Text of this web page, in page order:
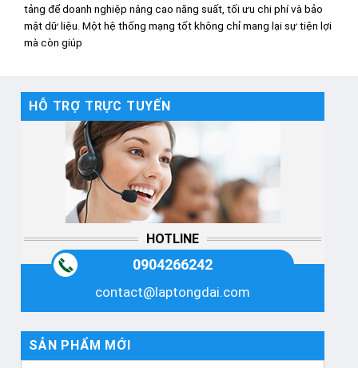
HỖ TRỢ TRỰC TUYẾN
HOTLINE
0904266242
contact@laptongdai.com
SẢN PHẨM MỚI
tảng để doanh nghiệp nâng cao năng suất, tối ưu chi phí và bảo
mật dữ liệu. Một hệ thống mạng tốt không chỉ mang lại sự tiện lợi
mà còn giúp